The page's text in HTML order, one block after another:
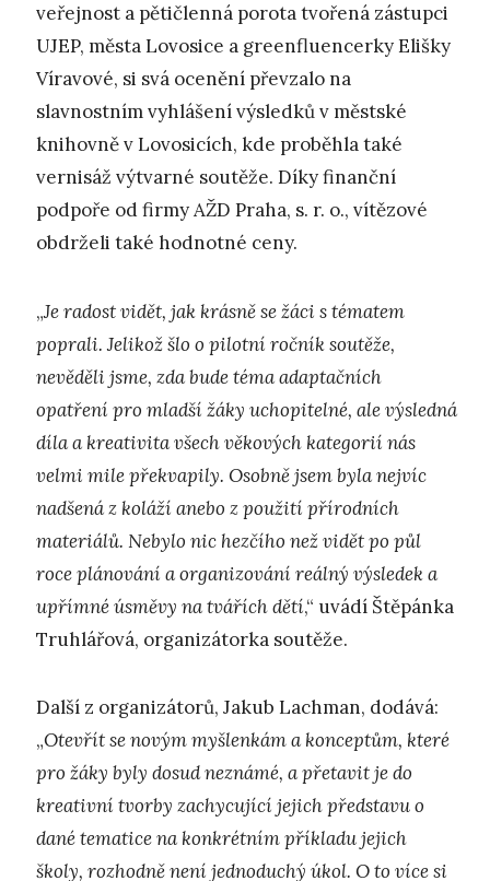
veřejnost a pětičlenná porota tvořená zástupci
UJEP, města Lovosice a greenfluencerky Elišky
Víravové, si svá ocenění převzalo na
slavnostním vyhlášení výsledků v městské
knihovně v Lovosicích, kde proběhla také
vernisáž výtvarné soutěže. Díky finanční
podpoře od firmy AŽD Praha, s. r. o., vítězové
obdrželi také hodnotné ceny.
„Je radost vidět, jak krásně se žáci s tématem
poprali. Jelikož šlo o pilotní ročník soutěže,
nevěděli jsme, zda bude téma adaptačních
opatření pro mladší žáky uchopitelné, ale výsledná
díla a kreativita všech věkových kategorií nás
velmi mile překvapily. Osobně jsem byla nejvíc
nadšená z koláží anebo z použití přírodních
materiálů. Nebylo nic hezčího než vidět po půl
roce plánování a organizování reálný výsledek a
upřímné úsměvy na tvářích dětí,“ uvádí Štěpánka
Truhlářová, organizátorka soutěže.
Další z organizátorů, Jakub Lachman, dodává:
„Otevřít se novým myšlenkám a konceptům, které
pro žáky byly dosud neznámé, a přetavit je do
kreativní tvorby zachycující jejich představu o
dané tematice na konkrétním příkladu jejich
školy, rozhodně není jednoduchý úkol. O to více si